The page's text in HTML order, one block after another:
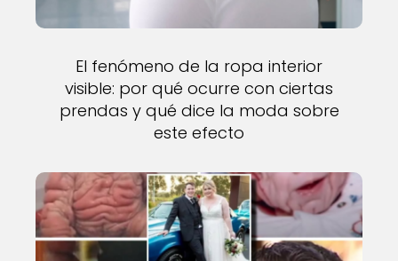
El fenómeno de la ropa interior
visible: por qué ocurre con ciertas
prendas y qué dice la moda sobre
este efecto